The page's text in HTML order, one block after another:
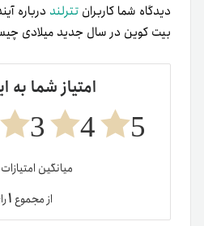
دیدگاه شما کاربرانتترلند درباره
بیت کوین در سال جدید میلادی
امتیاز شما به
5
4
3
میانگین امتیازات
از مجموع۱